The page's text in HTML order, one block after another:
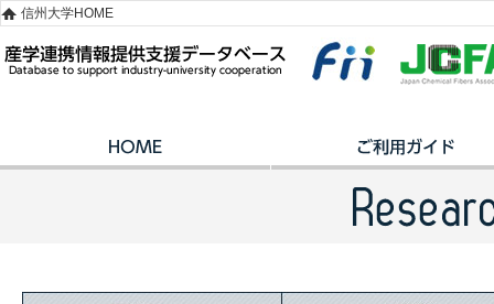
信州大学HOME